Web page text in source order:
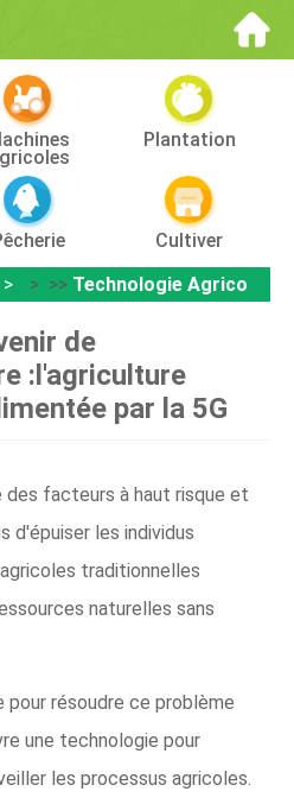
Plantation
Cultiver
> >> Technologie Agricole
de
:l'agriculture
par la 5G
des facteurs à haut risque et
d'épuiser les individus
traditionnelles
naturelles sans
pour résoudre ce problème
une technologie pour
les processus agricoles.